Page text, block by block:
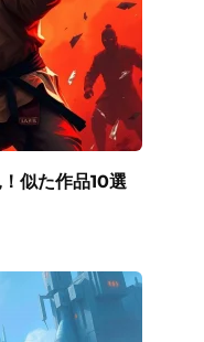
似た作品10選